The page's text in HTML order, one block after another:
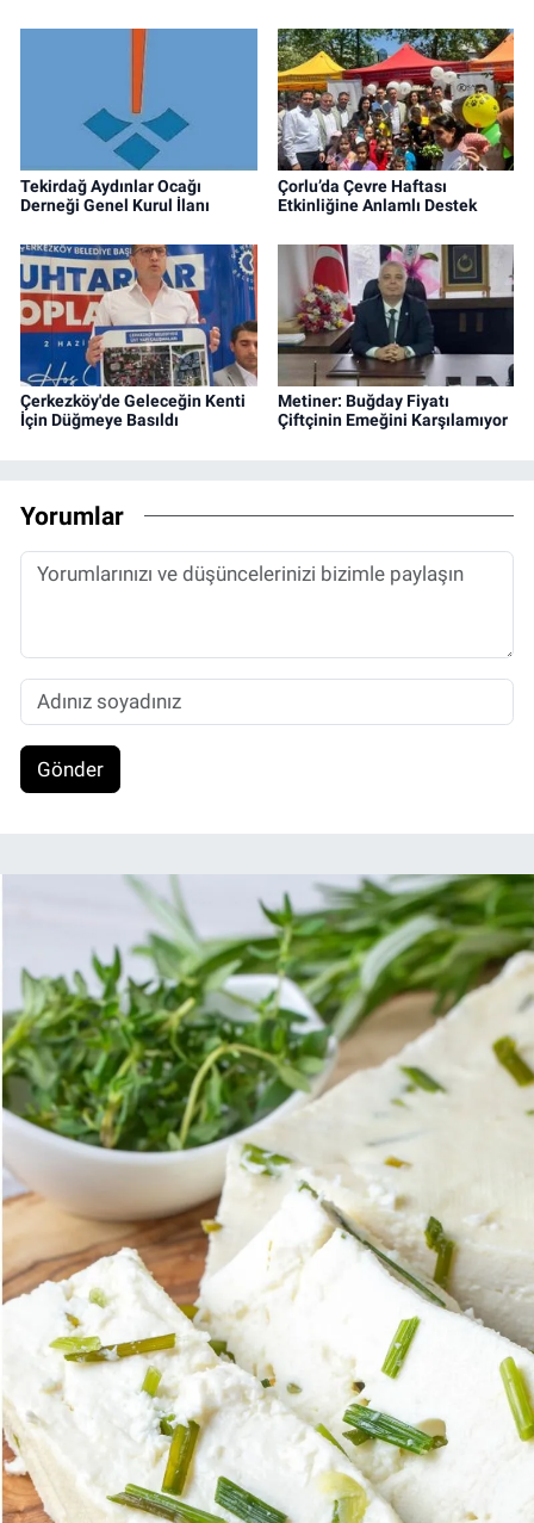
Tekirdağ Aydınlar Ocağı
Derneği Genel Kurul İlanı
Çorlu’da Çevre Haftası
Etkinliğine Anlamlı Destek
Çerkezköy'de Geleceğin Kenti
İçin Düğmeye Basıldı
Metiner: Buğday Fiyatı
Çiftçinin Emeğini Karşılamıyor
Yorumlar
Gönder